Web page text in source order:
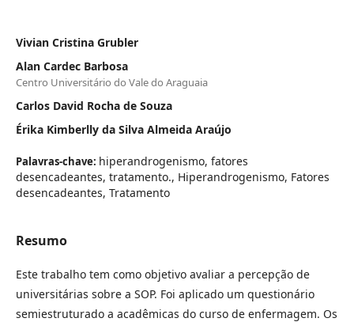
Vivian Cristina Grubler
Alan Cardec Barbosa
Centro Universitário do Vale do Araguaia
Carlos David Rocha de Souza
Érika Kimberlly da Silva Almeida Araújo
Palavras-chave: hiperandrogenismo, fatores
desencadeantes, tratamento., Hiperandrogenismo, Fatores
desencadeantes, Tratamento
Resumo
Este trabalho tem como objetivo avaliar a percepção de
universitárias sobre a SOP. Foi aplicado um questionário
semiestruturado a acadêmicas do curso de enfermagem. Os